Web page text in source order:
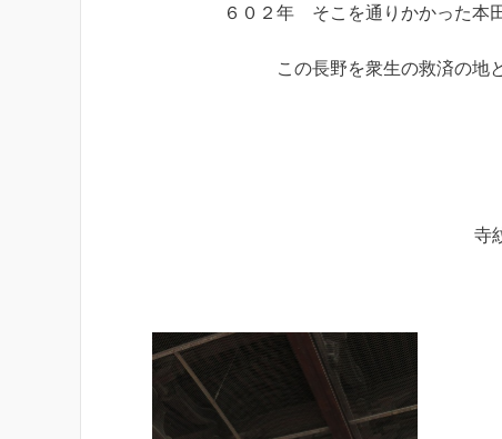
６０２年 そこを通りかかった本田善
この長野を衆生の救済の地とし
寺